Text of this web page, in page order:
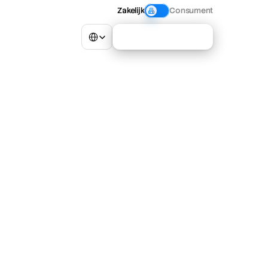
Zakelijk Consument
Select Language